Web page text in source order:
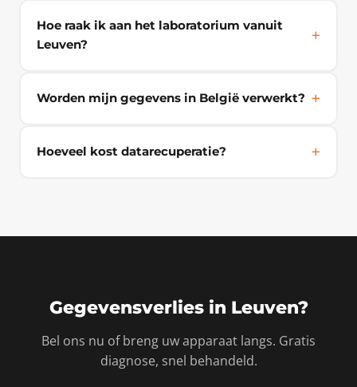
Hoe raak ik aan het laboratorium vanuit
Leuven?
Worden mijn gegevens in België verwerkt?
Hoeveel kost datarecuperatie?
Gegevensverlies in Leuven?
Bel ons nu of breng uw apparaat langs. Gratis
diagnose, snel behandeld.